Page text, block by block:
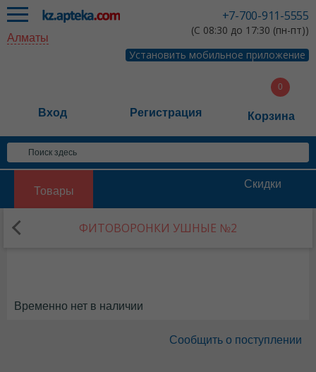
+7-700-911-5555
(С 08:30 до 17:30 (пн-пт))
Установить мобильное приложение
Алматы
Вход Регистрация Корзина
Товары
Скидки
ФИТОВОРОНКИ УШНЫЕ №2
Временно нет в наличии
Сообщить о поступлении